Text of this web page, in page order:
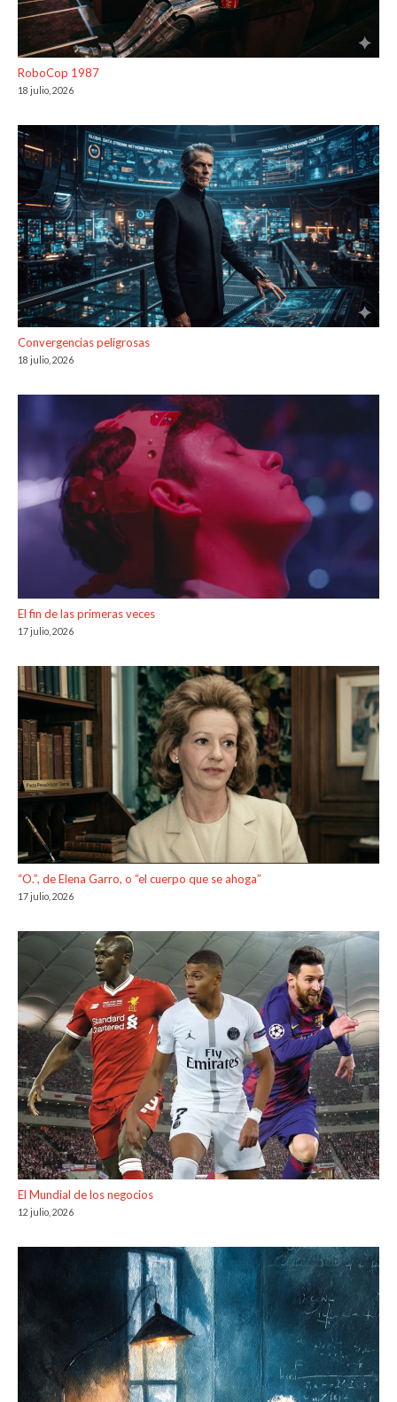
RoboCop 1987
18 julio, 2026
Convergencias peligrosas
18 julio, 2026
El fin de las primeras veces
17 julio, 2026
“O.”, de Elena Garro, o “el cuerpo que se ahoga”
17 julio, 2026
El Mundial de los negocios
12 julio, 2026